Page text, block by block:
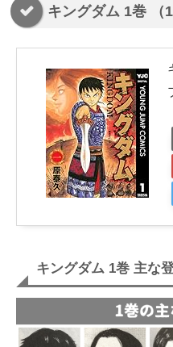
キングダム 1巻 （1
キングダム 1巻 主な